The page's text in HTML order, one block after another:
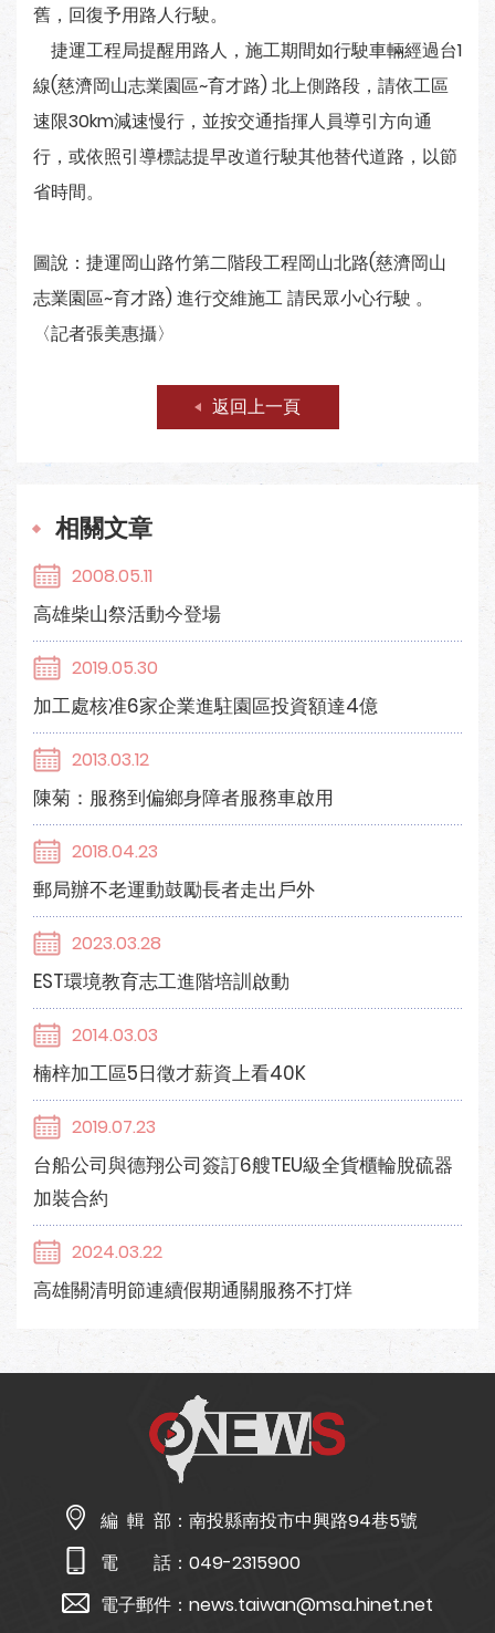
舊，回復予用路人行駛。
捷運工程局提醒用路人，施工期間如行駛車輛經過台1
線(慈濟岡山志業園區~育才路) 北上側路段，請依工區
速限30km減速慢行，並按交通指揮人員導引方向通
行，或依照引導標誌提早改道行駛其他替代道路，以節
省時間。
圖說：捷運岡山路竹第二階段工程岡山北路(慈濟岡山
志業園區~育才路) 進行交維施工 請民眾小心行駛 。
〈記者張美惠攝〉
返回上一頁
相關文章
2008.05.11
高雄柴山祭活動今登場
2019.05.30
加工處核准6家企業進駐園區投資額達4億
2013.03.12
陳菊：服務到偏鄉身障者服務車啟用
2018.04.23
郵局辦不老運動鼓勵長者走出戶外
2023.03.28
EST環境教育志工進階培訓啟動
2014.03.03
楠梓加工區5日徵才薪資上看40K
2019.07.23
台船公司與德翔公司簽訂6艘TEU級全貨櫃輪脫硫器
加裝合約
2024.03.22
高雄關清明節連續假期通關服務不打烊
編 輯 部： 南投縣南投市中興路94巷5號
電 話： 049-2315900
電子郵件： news.taiwan@msa.hinet.net